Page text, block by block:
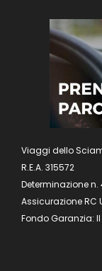
Viaggi dello
R.E.A. 315572
Determinazione n.
Assicurazione RC
Fondo Garanzia: